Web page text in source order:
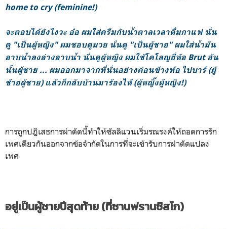
home to cry (feminine!)
จะตอบได้ยังไงวะ อ๋อ ผมใส่ครีมกับน้ำตาลเวลาดื่มกาแฟ นั่น
ดู "เป็นผู้หญิง" ผมชอบดูมวย นั่นดู "เป็นผู้ชาย" ผมใส่น้ำมัน
อาบน้ำลงอ่างอาบน้ำ นั่นดูผู้หญิง ผมใช้โคโลญยี่ห้อ Brut อัน
นั้นผู้ชาย ... ผมออกมาจากที่นั่นอย่างค่อนข้างท้อ ไปบาร์ (ผู้
ช้ายผู้ชาย) แล้วก็กลับบ้านมาร้องไห้ (ผู้หญิ๊งผู้หญิง!)
การถูกปฎิเสธการผ่าตัดนี้ทำให้ซัลลิแวนเริ่มรณรงค์ให้ถอดการรัก
เพศเดียวกันออกจากข้อจำกัดในการที่จะเข้ารับการผ่าตัดแปลง
เพศ
อยู่เป็นผู้ชายปีสุดท้าย (ที่ซานฟรานซิสโก)